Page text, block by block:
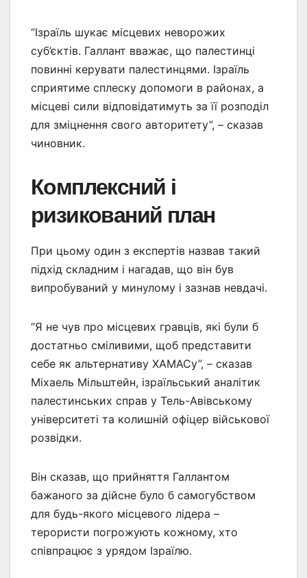
“Ізраїль шукає місцевих неворожих
суб’єктів. Галлант вважає, що палестинці
повинні керувати палестинцями. Ізраїль
сприятиме сплеску допомоги в районах, а
місцеві сили відповідатимуть за її розподіл
для зміцнення свого авторитету”, – сказав
чиновник.
Комплексний і
ризикований план
При цьому один з експертів назвав такий
підхід складним і нагадав, що він був
випробуваний у минулому і зазнав невдачі.
“Я не чув про місцевих гравців, які були б
достатньо сміливими, щоб представити
себе як альтернативу ХАМАСу”, – сказав
Міхаель Мільштейн, ізраїльський аналітик
палестинських справ у Тель-Авівському
університеті та колишній офіцер військової
розвідки.
Він сказав, що прийняття Галлантом
бажаного за дійсне було б самогубством
для будь-якого місцевого лідера –
терористи погрожують кожному, хто
співпрацює з урядом Ізраїлю.